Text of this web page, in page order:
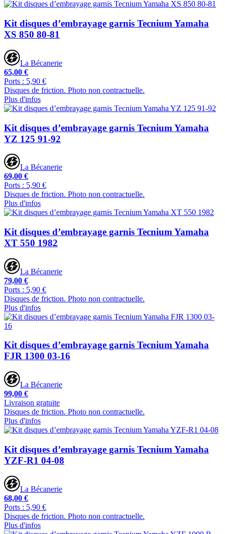
Kit disques d’embrayage garnis Tecnium Yamaha
XS 850 80-81
La Bécanerie
65,00 €
Ports : 5,90 €
Disques de friction. Photo non contractuelle.
Plus d'infos
Kit disques d’embrayage garnis Tecnium Yamaha
YZ 125 91-92
La Bécanerie
69,00 €
Ports : 5,90 €
Disques de friction. Photo non contractuelle.
Plus d'infos
Kit disques d’embrayage garnis Tecnium Yamaha
XT 550 1982
La Bécanerie
79,00 €
Ports : 5,90 €
Disques de friction. Photo non contractuelle.
Plus d'infos
Kit disques d’embrayage garnis Tecnium Yamaha
FJR 1300 03-16
La Bécanerie
99,00 €
Livraison gratuite
Disques de friction. Photo non contractuelle.
Plus d'infos
Kit disques d’embrayage garnis Tecnium Yamaha
YZF-R1 04-08
La Bécanerie
68,00 €
Ports : 5,90 €
Disques de friction. Photo non contractuelle.
Plus d'infos